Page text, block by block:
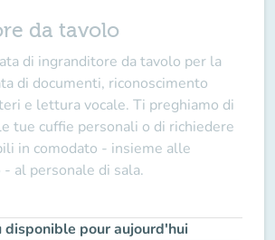
da tavolo
di ingranditore da tavolo per la
di documenti, riconoscimento
e lettura vocale. Ti preghiamo di
tue cuffie personali o di richiedere
in comodato - insieme alle
al personale di sala.
disponible pour aujourd'hui